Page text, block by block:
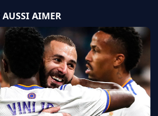
AIMER